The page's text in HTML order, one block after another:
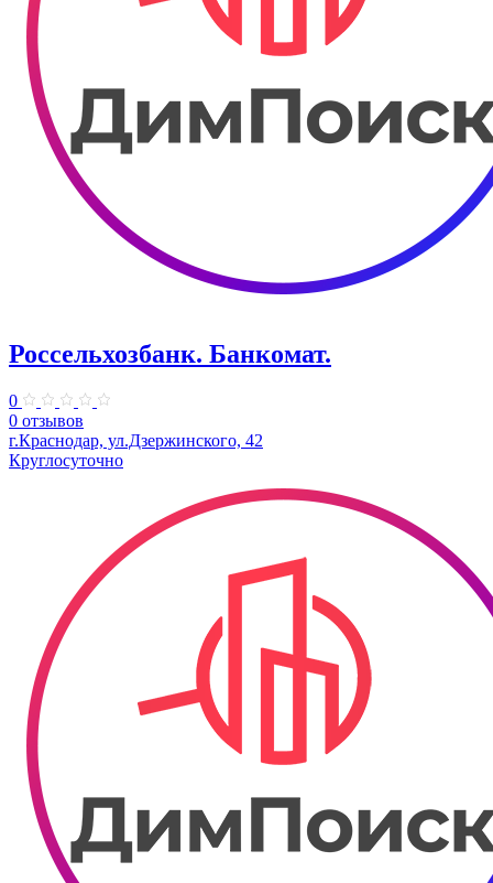
Россельхозбанк. Банкомат.
0
0 отзывов
г.Краснодар, ул.Дзержинского, 42
Круглосуточно